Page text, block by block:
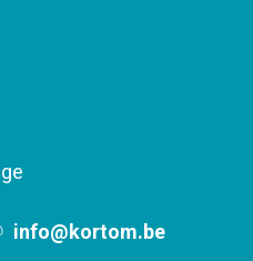
info@kortom.be